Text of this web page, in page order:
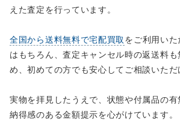
えた査定を行っています。
全国から送料無料で宅配買取 をご利用い
はもちろん、査定キャンセル時の返送料
め、初めての方でも安心してご相談いただ
実物を拝見したうえで、状態や付属品の有
納得感のある金額提示を心がけています。